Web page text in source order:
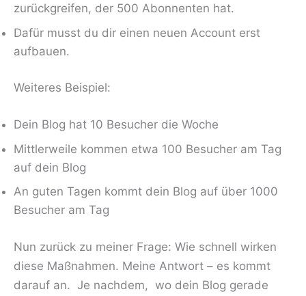
zurückgreifen, der 500 Abonnenten hat.
Dafür musst du dir einen neuen Account erst
aufbauen.
Weiteres Beispiel:
Dein Blog hat 10 Besucher die Woche
Mittlerweile kommen etwa 100 Besucher am Tag
auf dein Blog
An guten Tagen kommt dein Blog auf über 1000
Besucher am Tag
Nun zurück zu meiner Frage: Wie schnell wirken
diese Maßnahmen. Meine Antwort – es kommt
darauf an. Je nachdem, wo dein Blog gerade